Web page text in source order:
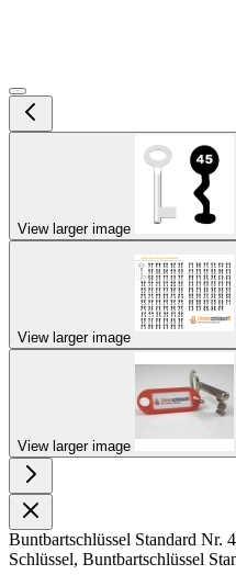
View larger image
View larger image
View larger image
Buntbartschlüssel Standard Nr.
Schlüssel, Buntbartschlüssel